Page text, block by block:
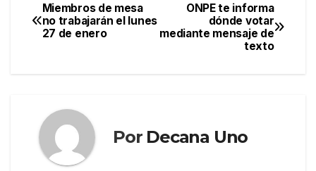
Navegación
de
ONPE te informa
dónde votar
mediante mensaje de
texto
Miembros de mesa
no trabajarán el lunes
27 de enero
Por Decana Uno